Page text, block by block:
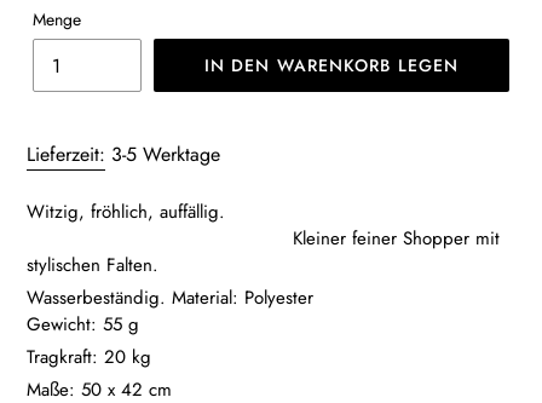
Menge
IN DEN WARENKORB LEGEN
wird
zum
hinzugefügt
Lieferzeit: 3-5 Werktage
Witzig, fröhlich, auffällig.
Kleiner feiner Shopper mit
stylischen Falten.
Wasserbeständig. Material: Polyester
Gewicht: 55 g
Tragkraft: 20 kg
Maße: 50 x 42 cm